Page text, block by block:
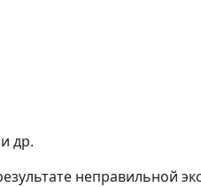
др.
неправильной